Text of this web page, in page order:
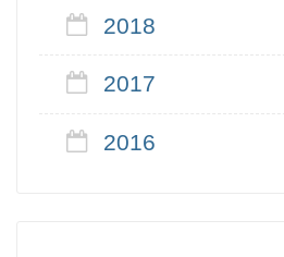
2018
2017
2016